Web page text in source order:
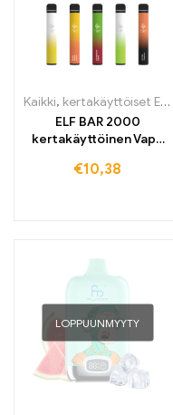
Kaikki, kertakäyttöiset E-savut
ELF BAR 2000
kertakäyttöinen Vape
€10,38
LOPPUUNMYYTY